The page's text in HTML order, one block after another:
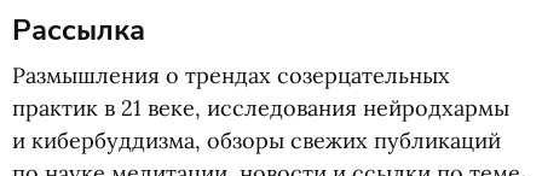
Рассылка
Размышления о трендах созерцательных
практик в 21 веке, исследования нейродхармы
и кибербуддизма, обзоры свежих публикаций